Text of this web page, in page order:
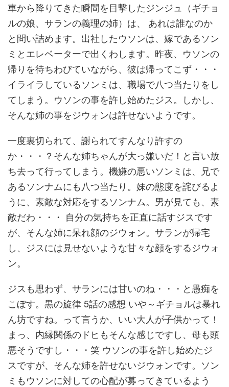
車から降りてきた瞬間を目撃したジンジュ（ギチョ
ルの娘、サランの義理の姉）は、 あれは誰なのか
と問い詰めます。出社したウソンは、嫁であるソン
ミとエレベーターで出くわします。昨夜、ウソンの
帰りを待ちわびていながら、彼は帰ってこず・・・
イライラしているソンミは、職場で八つ当たりをし
てしまう。ウソンの事を許し始めたジス。しかし、
そんな姉の事をジウォンは許せないようです。
一度裏切られて、謝られてすんなり許すの
か・・・？そんな姉ちゃんが大っ嫌いだ！と言い放
ち去って行ってしまう。機嫌の悪いソンミは、兄で
あるソンナムにも八つ当たり。妹の態度を詫びるよ
うに、素敵な対応をするソンナム。男が見ても、素
敵だわ・・・ 自分の気持ちを正直に話すジスです
が、そんな姉に呆れ顔のジウォン。サランが帰宅
し、ジスには見せないような甘々な顔をするジウォ
ン。
ジスも思わず、サランには甘いのね・・・と愚痴を
こぼす。黒の旋律 5話の感想 いや～ギチョルは暴れ
ん坊ですね。って言うか、いい大人が子供かって！
まっ、内縁関係のドヒもそんな感じですし、母も頭
悪そうですし・・・笑 ウソンの事を許し始めたジ
スですが、そんな姉を許せないジウォンです。ソン
ミもウソンに対しての心配が募ってきているよう